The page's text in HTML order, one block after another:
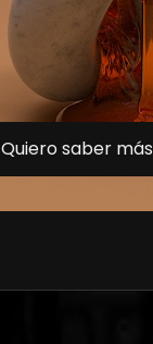
Quiero saber más